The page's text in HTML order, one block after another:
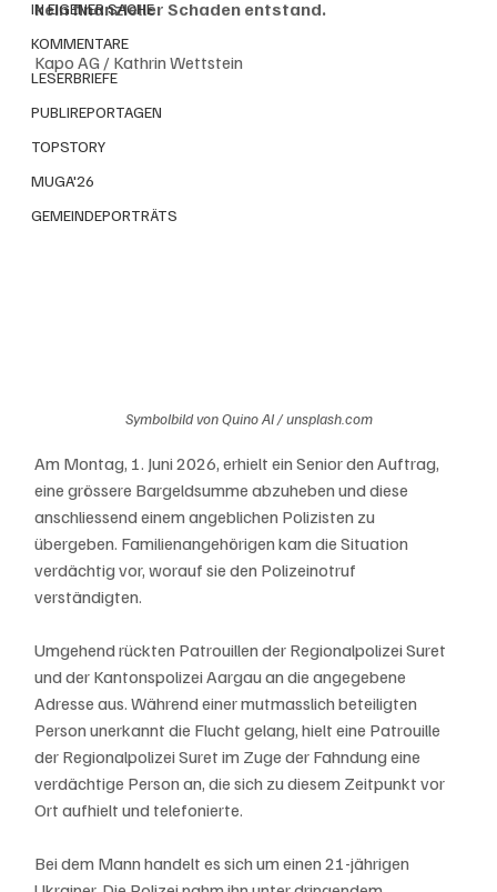
IN EIGENER SACHE
KOMMENTARE
LESERBRIEFE
PUBLIREPORTAGEN
TOPSTORY
MUGA'26
GEMEINDEPORTRÄTS
kein finanzieller Schaden entstand.
Kapo AG / Kathrin Wettstein
Symbolbild von Quino Al / unsplash.com
Am Montag, 1. Juni 2026, erhielt ein Senior den Auftrag,
eine grössere Bargeldsumme abzuheben und diese
anschliessend einem angeblichen Polizisten zu
übergeben. Familienangehörigen kam die Situation
verdächtig vor, worauf sie den Polizeinotruf
verständigten.
Umgehend rückten Patrouillen der Regionalpolizei Suret
und der Kantonspolizei Aargau an die angegebene
Adresse aus. Während einer mutmasslich beteiligten
Person unerkannt die Flucht gelang, hielt eine Patrouille
der Regionalpolizei Suret im Zuge der Fahndung eine
verdächtige Person an, die sich zu diesem Zeitpunkt vor
Ort aufhielt und telefonierte.
Bei dem Mann handelt es sich um einen 21-jährigen